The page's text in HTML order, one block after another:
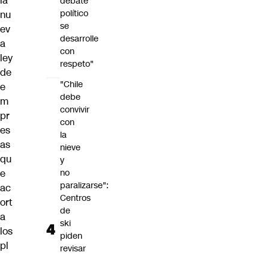
nu
ev
a
ley
de
e
m
pr
es
as
qu
e
ac
ort
a
los
pl
político
se
desarrolle
con
respeto"
"Chile
debe
convivir
con
la
nieve
y
no
paralizarse":
Centros
de
ski
piden
revisar